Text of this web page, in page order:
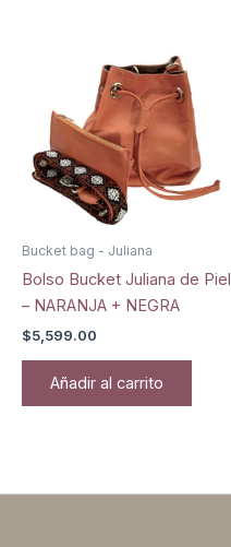
Bucket bag - Juliana
Bolso Bucket Juliana de Piel
– NARANJA + NEGRA
$5,599.00
Añadir al carrito